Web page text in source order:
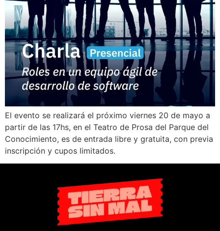
El evento se realizará el próximo viernes 20 de mayo a
partir de las 17hs, en el Teatro de Prosa del Parque del
Conocimiento, es de entrada libre y gratuita, con previa
inscripción y cupos limitados.